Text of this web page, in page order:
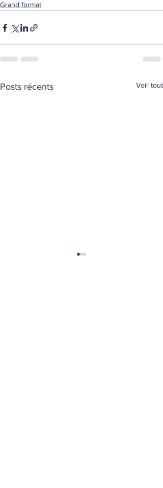
Grand format
Posts récents Voir tout